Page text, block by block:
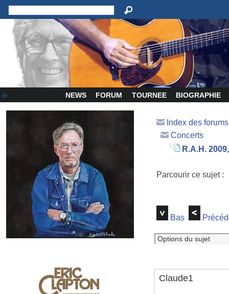
NEWS FORUM TOURNEE BIOGRAPHIE
Index des
Concerts
R.A.H.
Parcourir ce sujet
Bas
Claude1